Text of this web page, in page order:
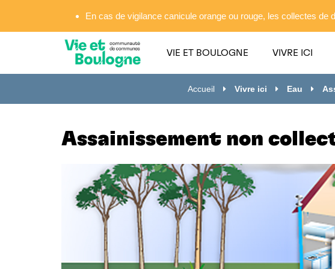
En cas de vigilance canicule orange ou rouge, les collectes de
VIE ET BOULOGNE VIVRE ICI
Accueil Vivre ici Eau
Assainissement non